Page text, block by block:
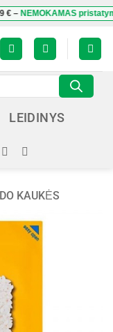
pristatymas
LEIDINYS
KAUKĖS